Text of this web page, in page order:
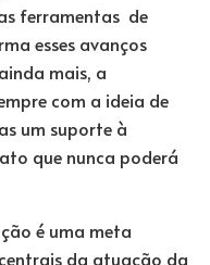
ferramentas de
esses avanços
mais, a
com a ideia de
um suporte à
que nunca poderá
é uma meta
da atuação da